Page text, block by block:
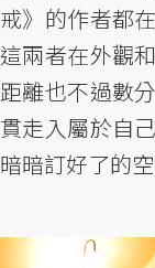
戒》的作者都
這兩者在外觀
距離也不過數
貫走入屬於自
暗暗訂好了的